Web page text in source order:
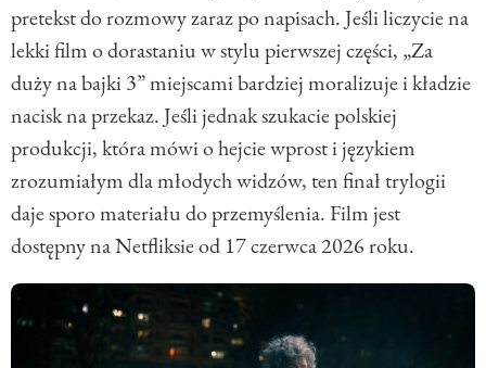
pretekst do rozmowy zaraz po napisach. Jeśli liczycie na
lekki film o dorastaniu w stylu pierwszej części, „Za
duży na bajki 3” miejscami bardziej moralizuje i kładzie
nacisk na przekaz. Jeśli jednak szukacie polskiej
produkcji, która mówi o hejcie wprost i językiem
zrozumiałym dla młodych widzów, ten finał trylogii
daje sporo materiału do przemyślenia. Film jest
dostępny na Netfliksie od 17 czerwca 2026 roku.